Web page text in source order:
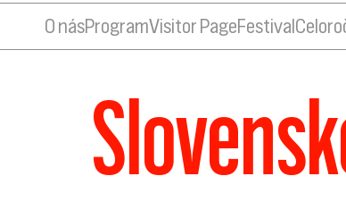
O násProgramVisitor PageFestival